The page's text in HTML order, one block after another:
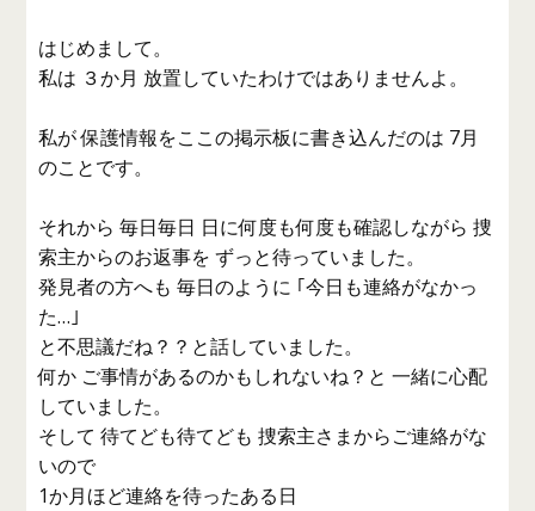
はじめまして。
私は ３か月 放置していたわけではありませんよ。
私が 保護情報をここの掲示板に書き込んだのは 7月
のことです。
それから 毎日毎日 日に何度も何度も確認しながら 捜
索主からのお返事を ずっと待っていました。
発見者の方へも 毎日のように ｢今日も連絡がなかっ
た…｣
と不思議だね？？と話していました。
何か ご事情があるのかもしれないね？と 一緒に心配
していました。
そして 待てども待てども 捜索主さまからご連絡がな
いので
1か月ほど連絡を待ったある日